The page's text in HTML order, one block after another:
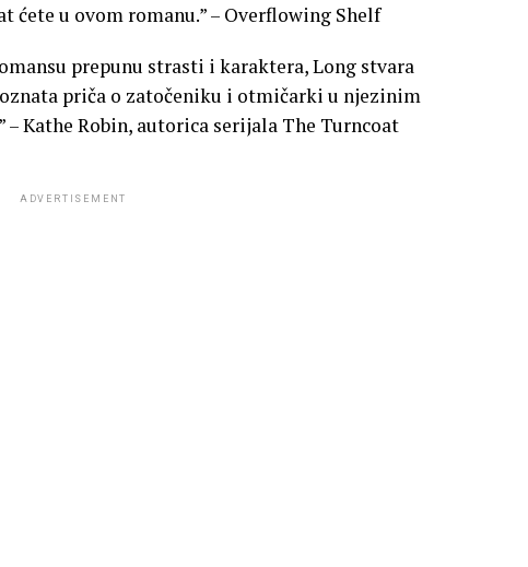
u ovom romanu.” – Overflowing Shelf
prepunu strasti i karaktera, Long stvara
priča o zatočeniku i otmičarki u njezinim
Kathe Robin, autorica serijala The Turncoat
ADVERTISEMENT